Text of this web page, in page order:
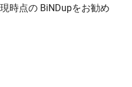
時点の BiNDupをお勧め